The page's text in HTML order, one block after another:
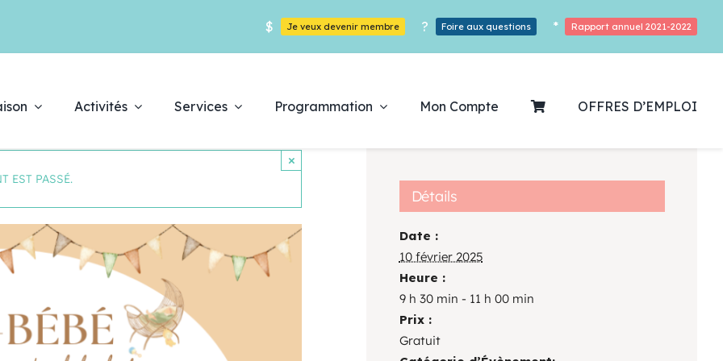
$ Je veux devenir membre ? Foire aux questions * Rapport annuel 2021-2022
Activités Services Programmation
Découvrez notre
programmation
Des Heures De Plaisirs!
Mon Compte OFFRES D’EMPLOI
EST PASSÉ.
×
Détails
Date :
10 février 2025
Heure :
9 h 30 min - 11 h 00 min
Prix :
Gratuit